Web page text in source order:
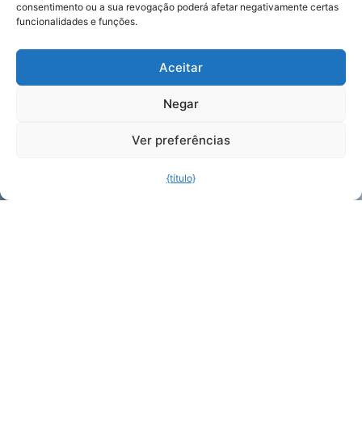
consentimento ou a sua revogação poderá afetar negativamente certas
funcionalidades e funções.
Aceitar
Negar
Ver preferências
{título}